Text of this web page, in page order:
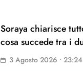
Soraya chiarisce
cosa succede tra i
3 Agosto 2026 • 23:24